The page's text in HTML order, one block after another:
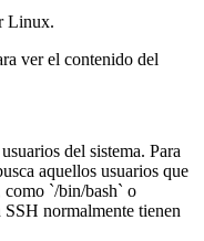
Linux.
ver el contenido del
del sistema. Para
aquellos usuarios que
como `/bin/bash` o
normalmente tienen